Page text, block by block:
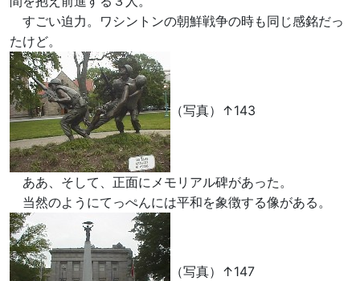
すごい迫力。ワシントンの朝鮮戦争の時も同じ感銘だっ
たけど。
（写真）↑143
ああ、そして、正面にメモリアル碑があった。
当然のようにてっぺんには平和を象徴する像がある。
（写真）↑147